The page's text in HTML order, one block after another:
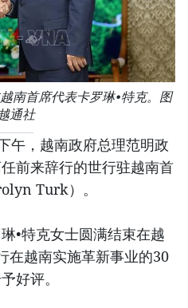
南首席代表卡罗琳•特克。图
通社
，越南政府总理范明政
前来辞行的世行驻越南首
Turk）。
•特克女士圆满结束在越
在越南实施革新事业的30
好评。